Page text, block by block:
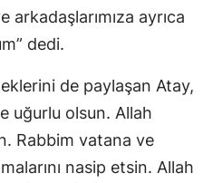
Van
Yozgat
Zonguldak
Aksaray
Bayburt
arkadaşlarımıza ayrıca
dedi.
de paylaşan Atay,
uğurlu olsun. Allah
Rabbim vatana ve
nasip etsin. Allah